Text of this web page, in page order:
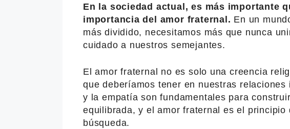
En la sociedad actual, es más importante
importancia del amor fraternal. En un
más dividido, necesitamos más que nunca
cuidado a nuestros semejantes.
El amor fraternal no es solo una creencia
que deberíamos tener en nuestras
y la empatía son fundamentales para
equilibrada, y el amor fraternal es el principio
búsqueda.